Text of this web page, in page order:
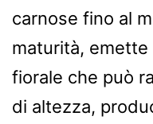
carnose fino al
maturità,
fiorale che può
di altezza,